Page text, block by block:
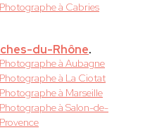
Photographe à Cabries
du-Rhône.
Photographe à Aubagne
Photographe à La Ciotat
Photographe à Marseille
Photographe à Salon-de-
Provence